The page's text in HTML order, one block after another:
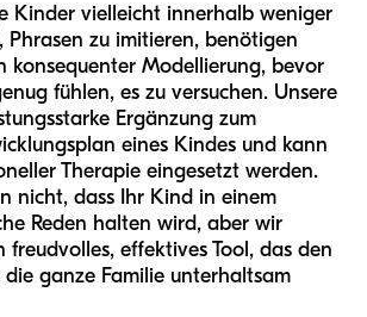
Kinder vielleicht innerhalb weniger
Phrasen zu imitieren, benötigen
konsequenter Modellierung, bevor
fühlen, es zu versuchen. Unsere
Ergänzung zum
eines Kindes und kann
Therapie eingesetzt werden.
nicht, dass Ihr Kind in einem
Reden halten wird, aber wir
freudvolles, effektives Tool, das den
die ganze Familie unterhaltsam